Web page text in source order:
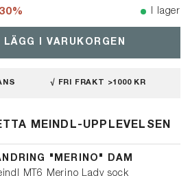
30% I lager
LÄGG I VARUKORGEN
√ FRI FRAKT >1000 KR
MEINDL-UPPLEVELSEN
"MERINO" DAM